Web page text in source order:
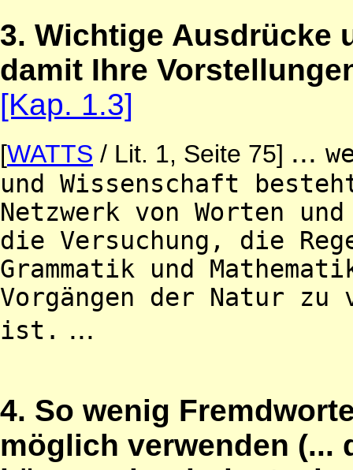
3. Wichtige Ausdrücke
damit Ihre
[Kap. 1.3]
[WATTS / Lit. 1, Seite 75] ...
und Wissenschaft
Netzwerk von Worten
die Versuchung, die
Grammatik und
Vorgängen der Natur zu
ist. ...
4. So wenig
möglich verwenden (...